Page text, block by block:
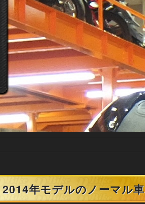
年モデルのノーマル車